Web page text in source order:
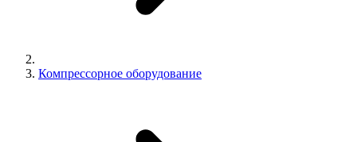
Компрессорное оборудование